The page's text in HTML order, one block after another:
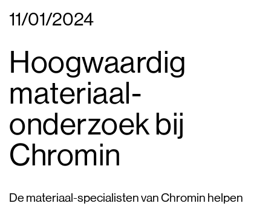
11/01/2024
Hoogwaardig
materiaal-
onderzoek bij
Chromin
De materiaal-specialisten van Chromin helpen